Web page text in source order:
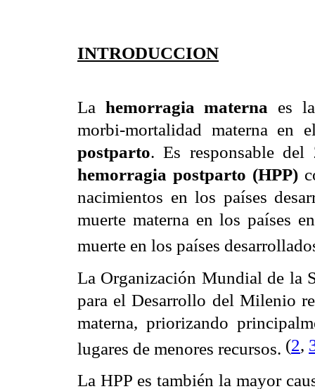
INTRODUCCION
La hemorragia materna es
morbi-mortalidad materna en
postparto. Es responsable
hemorragia postparto (HPP)
nacimientos en los países
muerte materna en los países
muerte en los países
La Organización Mundial de la
para el Desarrollo del Milenio
materna, priorizando
lugares de menores recursos. (2,
La HPP es también la mayor